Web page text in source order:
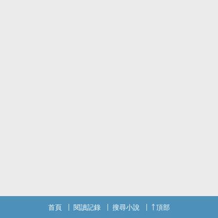
首頁 閱讀記錄 搜尋小說 頂部